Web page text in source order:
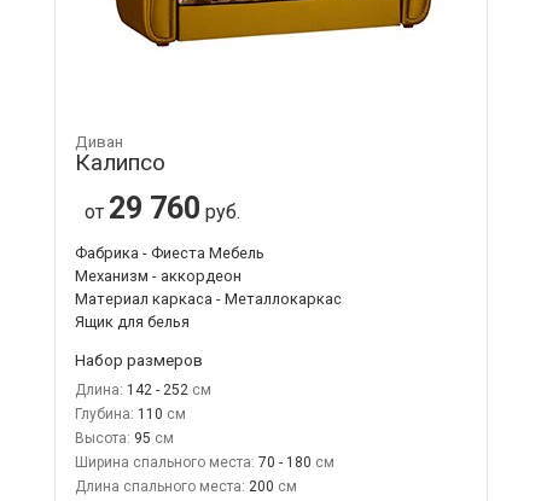
Диван
Калипсо
от 29 760 руб.
Фабрика - Фиеста Мебель
Механизм - аккордеон
Материал каркаса - Металлокаркас
Ящик для белья
Набор размеров
Длина: 142 - 252
Глубина: 110
Высота: 95
Ширина спального места: 70 - 180
Длина спального места: 200